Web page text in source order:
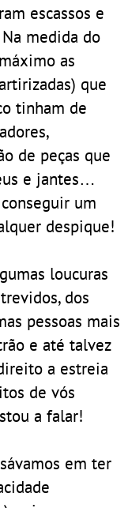
escassos e
medida do
as
que
tinham de
de peças que
e jantes…
um
despique!
loucuras
dos
pessoas mais
e até talvez
a estreia
de vós
a falar!
em ter